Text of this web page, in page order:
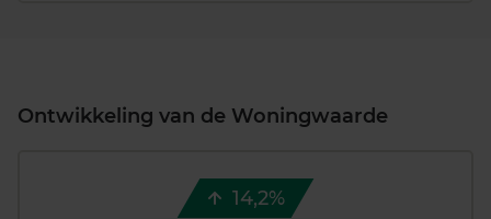
Ontwikkeling van de Woningwaarde
14,2%